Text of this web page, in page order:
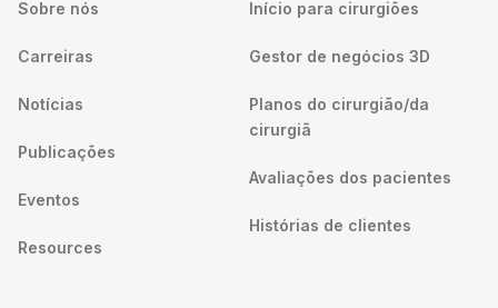
Sobre nós
Carreiras
Notícias
Publicações
Eventos
Resources
Início para cirurgiões
Gestor de negócios 3D
Planos do cirurgião/da
cirurgiã
Avaliações dos pacientes
Histórias de clientes